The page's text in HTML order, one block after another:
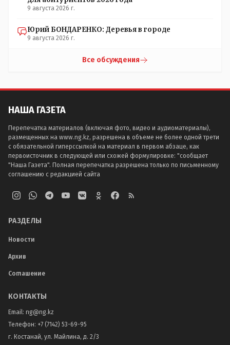
9 августа 2026 г.
Юрий БОНДАРЕНКО: Деревья в городе
9 августа 2026 г.
Все обсуждения
НАША ГАЗЕТА
Перепечатка материалов (включая фото, видео и аудиоматериалы),
размещенных на www.ng.kz, разрешена в объеме не более одной трети
с обязательной гиперссылкой на материал в первом абзаце, как
первоисточник в следующей или схожей формулировке: "сообщает
"Наша Газета". Полная перепечатка разрешена только по письменному
соглашению с редакцией сайта
РАЗДЕЛЫ
Новости
Архив
Соглашение
КОНТАКТЫ
Email: ng@ng.kz
Телефон: +7 (7142) 53-69-95
г. Костанай, ул. Майлина, д. 2/3